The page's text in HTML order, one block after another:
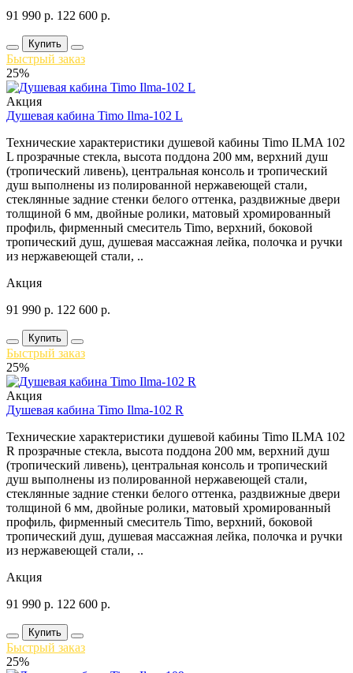
91 990 р. 122 600 р.
Купить
Быстрый заказ
25%
Акция
Душевая кабина Timo Ilma-102 L
Технические характеристики душевой кабины Timo ILMA 102
L прозрачные стекла, высота поддона 200 мм, верхний душ
(тропический ливень), центральная консоль и тропический
душ выполнены из полированной нержавеющей стали,
стеклянные задние стенки белого оттенка, раздвижные двери
толщиной 6 мм, двойные ролики, матовый хромированный
профиль, фирменный смеситель Timo, верхний, боковой
тропический душ, душевая массажная лейка, полочка и ручки
из нержавеющей стали, ..
Акция
91 990 р. 122 600 р.
Купить
Быстрый заказ
25%
Акция
Душевая кабина Timo Ilma-102 R
Технические характеристики душевой кабины Timo ILMA 102
R прозрачные стекла, высота поддона 200 мм, верхний душ
(тропический ливень), центральная консоль и тропический
душ выполнены из полированной нержавеющей стали,
стеклянные задние стенки белого оттенка, раздвижные двери
толщиной 6 мм, двойные ролики, матовый хромированный
профиль, фирменный смеситель Timo, верхний, боковой
тропический душ, душевая массажная лейка, полочка и ручки
из нержавеющей стали, ..
Акция
91 990 р. 122 600 р.
Купить
Быстрый заказ
25%